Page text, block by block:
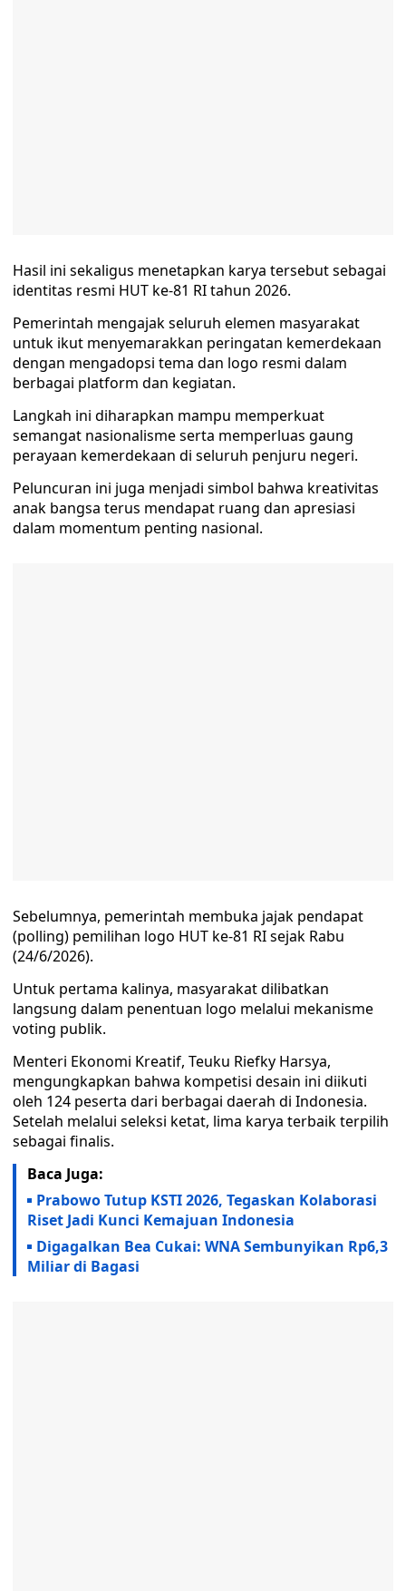
Hasil ini sekaligus menetapkan karya tersebut sebagai
identitas resmi HUT ke-81 RI tahun 2026.
Pemerintah mengajak seluruh elemen masyarakat
untuk ikut menyemarakkan peringatan kemerdekaan
dengan mengadopsi tema dan logo resmi dalam
berbagai platform dan kegiatan.
Langkah ini diharapkan mampu memperkuat
semangat nasionalisme serta memperluas gaung
perayaan kemerdekaan di seluruh penjuru negeri.
Peluncuran ini juga menjadi simbol bahwa kreativitas
anak bangsa terus mendapat ruang dan apresiasi
dalam momentum penting nasional.
Sebelumnya, pemerintah membuka jajak pendapat
(polling) pemilihan logo HUT ke-81 RI sejak Rabu
(24/6/2026).
Untuk pertama kalinya, masyarakat dilibatkan
langsung dalam penentuan logo melalui mekanisme
voting publik.
Menteri Ekonomi Kreatif, Teuku Riefky Harsya,
mengungkapkan bahwa kompetisi desain ini diikuti
oleh 124 peserta dari berbagai daerah di Indonesia.
Setelah melalui seleksi ketat, lima karya terbaik terpilih
sebagai finalis.
Baca Juga:
Prabowo Tutup KSTI 2026, Tegaskan Kolaborasi
Riset Jadi Kunci Kemajuan Indonesia
Digagalkan Bea Cukai: WNA Sembunyikan Rp6,3
Miliar di Bagasi